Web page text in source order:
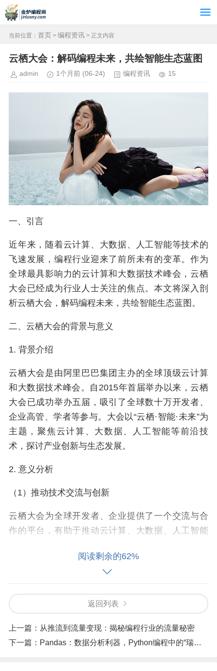
当前位置： 首页 > 编程资讯 > 正文内容
云栖大会：解码编程未来，共绘智能生态蓝图
admin 1个月前 (06-24) 编程资讯 15
一、引言
近年来，随着云计算、大数据、人工智能等技术的
飞速发展，编程行业迎来了前所未有的变革。作为
全球最具影响力的云计算和大数据技术峰会，云栖
大会已经成为行业人士关注的焦点。本文将深入剖
析云栖大会，解码编程未来，共绘智能生态蓝图。
二、云栖大会的背景与意义
1. 背景介绍
云栖大会是由阿里巴巴集团主办的全球顶级云计算
和大数据技术峰会。自2015年首届举办以来，云栖
大会已成功举办五届，吸引了全球数十万开发者、
企业高管、学者等参与。大会以“云栖·智能·未来”为
主题，聚焦云计算、大数据、人工智能等前沿技
术，探讨产业创新与生态发展。
2. 意义分析
（1）推动技术交流与创新
云栖大会为全球开发者、企业提供了一个交流与合
作的平台，有助于推动云计算、大数据、人工智能
（2）促进产业发展与转型
云栖大会关注产业生态建设，助力企业实现数字化
转型，推动产业升级。
（3）提升国家竞争力
阅读剩余的62%
返回列表
上一篇： 从推流到流量变现：揭秘编程行业的流量秘密
下一篇： Pandas：数据分析利器，Python编程中的“瑞士军刀”